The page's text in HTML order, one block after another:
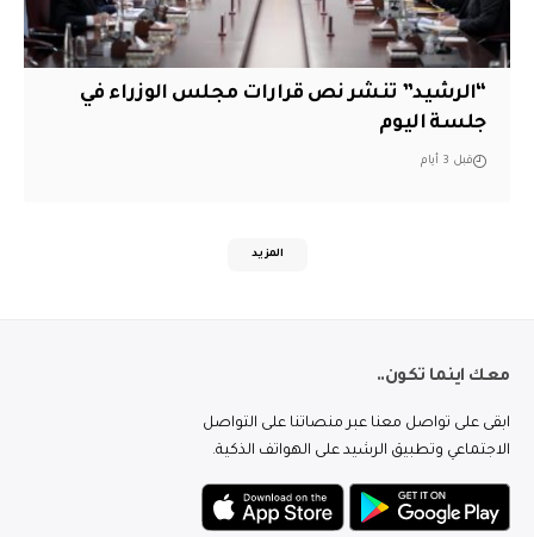
“الرشيد” تنشر نص قرارات مجلس الوزراء في
جلسة اليوم
قبل 3 أيام
المزيد
معك اينما تكون..
ابقى على تواصل معنا عبر منصاتنا على التواصل
الاجتماعي وتطبيق الرشيد على الهواتف الذكية.